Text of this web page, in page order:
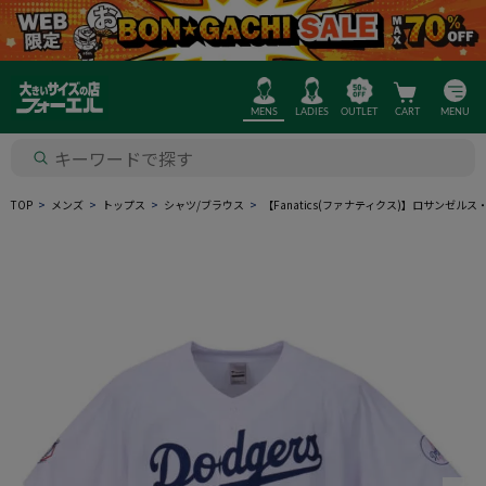
MENS LADIES OUTLET CART MENU
TOP メンズ トップス シャツ/ブラウス 【Fanatics(ファナティクス)】ロサンゼル